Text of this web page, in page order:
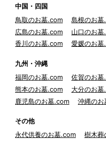
中国・四国
鳥取のお墓.com
島根のお
広島のお墓.com
山口のお
香川のお墓.com
愛媛のお
九州・沖縄
福岡のお墓.com
佐賀のお
熊本のお墓.com
大分のお
鹿児島のお墓.com
沖縄の
その他
永代供養のお墓.com
樹木葬